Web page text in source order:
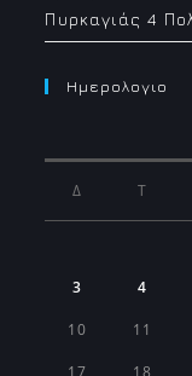
Πυρκαγιάς 4
Ημερολογιο
Δ Τ
3 4
10 11
17 18